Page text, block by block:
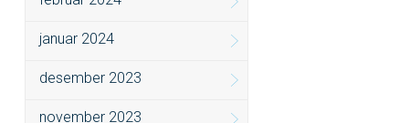
januar 2024
desember 2023
november 2023